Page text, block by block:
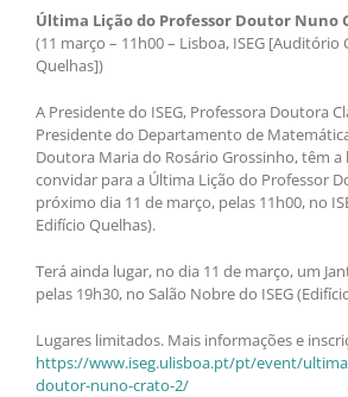
Última Lição do Professor Doutor Nuno
(11 março – 11h00 – Lisboa, ISEG [Auditório
Quelhas])
A Presidente do ISEG, Professora Doutora
Presidente do Departamento de
Doutora Maria do Rosário Grossinho, têm
convidar para a Última Lição do Professor
próximo dia 11 de março, pelas 11h00, no
Edifício Quelhas).
Terá ainda lugar, no dia 11 de março, um
pelas 19h30, no Salão Nobre do ISEG
Lugares limitados. Mais informações e
https://www.iseg.ulisboa.pt/pt/event/
doutor-nuno-crato-2/